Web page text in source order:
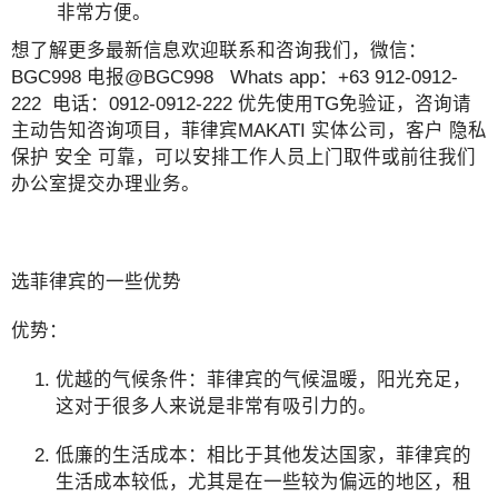
非常方便。
想了解更多最新信息欢迎联系和咨询我们，微信：
BGC998 电报@BGC998 Whats app：+63 912-0912-
222 电话：0912-0912-222 优先使用TG免验证，咨询请
主动告知咨询项目，菲律宾MAKATI 实体公司，客户 隐私
保护 安全 可靠，可以安排工作人员上门取件或前往我们
办公室提交办理业务。
选菲律宾的一些优势
优势：
优越的气候条件：菲律宾的气候温暖，阳光充足，
这对于很多人来说是非常有吸引力的。
低廉的生活成本：相比于其他发达国家，菲律宾的
生活成本较低，尤其是在一些较为偏远的地区，租